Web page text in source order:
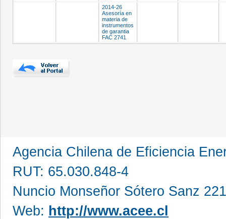
2014-26
Asesoría en
materia de
instrumentos
de garantia
FAC 2741
Agencia Chilena de Eficiencia
RUT: 65.030.848-4
Nuncio Monseñor Sótero Sanz
Web: http://www.acee.cl